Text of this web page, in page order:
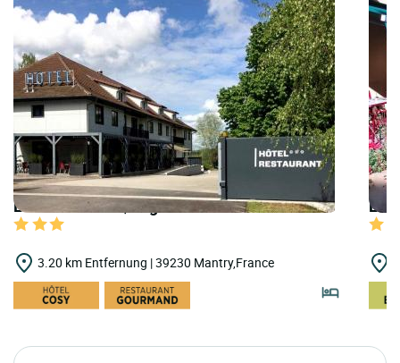
LOGIS HOTELS | Logis Hôtel la Fontaine
3.20 km Entfernung | 39230 Mantry,France